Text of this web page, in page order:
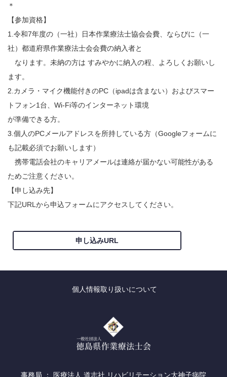
＊
【参加資格】
1.令和7年度の（一社）日本作業療法士協会会費、ならびに（一
社）都道府県作業療法士会会費の納入者と
なります。未納の方は すみやかに納入の程、よろしくお願いし
ます。
2.カメラ・マイク機能付きのPC（ipadは含まない）およびスマー
トフォン1台、Wi-Fi等のインターネット環境
が準備できる方。
3.個人のPCメールアドレスを所持している方（Googleフォームに
も記載必須でお願いします）
携帯電話会社のキャリアメールは連絡が届かない可能性がある
ためご注意ください。
【申し込み先】
下記URLから申込フォームにアクセスしてください。
申し込みURL
個人情報取り扱いについて
事務局 ： 医療法人 道志社 リハビリテーション大神子病院